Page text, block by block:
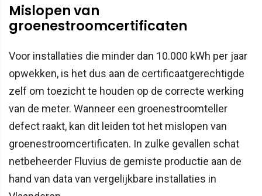
Mislopen van
groenestroomcertificaten
Voor installaties die minder dan 10.000 kWh per jaar
opwekken, is het dus aan de certificaatgerechtigde
zelf om toezicht te houden op de correcte werking
van de meter. Wanneer een groenestroomteller
defect raakt, kan dit leiden tot het mislopen van
groenestroomcertificaten. In zulke gevallen schat
netbeheerder Fluvius de gemiste productie aan de
hand van data van vergelijkbare installaties in